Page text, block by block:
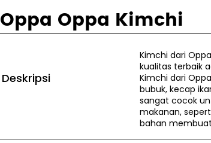
Oppa Oppa Kimchi
Deskripsi
Kimchi dari
kualitas terbaik
Kimchi dari
bubuk, kecap
sangat cocok
makanan,
bahan